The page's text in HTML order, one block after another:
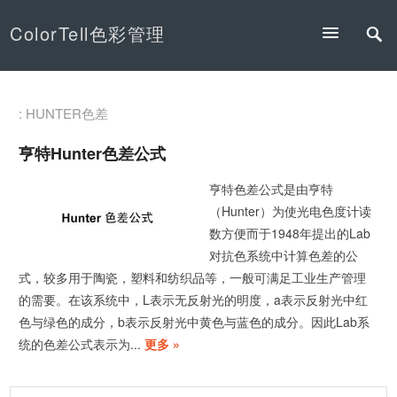
ColorTell色彩管理
: HUNTER色差
亨特Hunter色差公式
亨特色差公式是由亨特
（Hunter）为使光电色度计读
数方便而于1948年提出的Lab
对抗色系统中计算色差的公
式，较多用于陶瓷，塑料和纺织品等，一般可满足工业生产管理
的需要。在该系统中，L表示无反射光的明度，a表示反射光中红
色与绿色的成分，b表示反射光中黄色与蓝色的成分。因此Lab系
统的色差公式表示为...更多 »